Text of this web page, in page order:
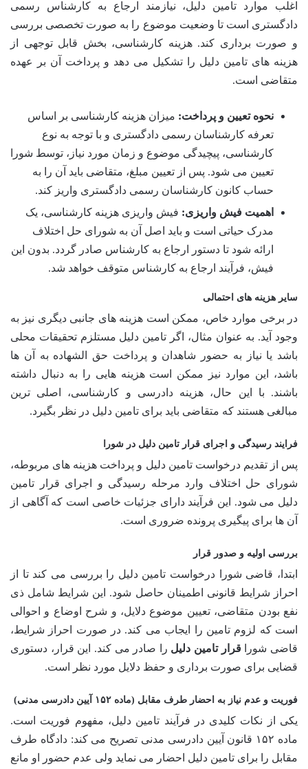
اغلب موارد تامین دلیل، نیازمند ارجاع به کارشناس رسمی
دادگستری است تا وضعیت موضوع را به صورت تخصصی بررسی
و صورت برداری کند. هزینه کارشناسی، بخش قابل توجهی از
هزینه های تامین دلیل را تشکیل می دهد و پرداخت آن بر عهده
متقاضی است.
نحوه تعیین و پرداخت: میزان هزینه کارشناسی بر اساس
تعرفه کارشناسان رسمی دادگستری و با توجه به نوع
کارشناسی، پیچیدگی موضوع و زمان مورد نیاز، توسط شورا
تعیین می شود. پس از تعیین مبلغ، متقاضی باید آن را به
حساب کانون کارشناسان رسمی دادگستری واریز کند.
اهمیت فیش واریزی: فیش واریزی هزینه کارشناسی، یک
مدرک حیاتی است و باید اصل آن به شورای حل اختلاف
ارائه شود تا دستور ارجاع به کارشناس صادر گردد. بدون این
فیش، فرآیند ارجاع به کارشناس متوقف خواهد شد.
سایر هزینه های احتمالی
در برخی موارد خاص، ممکن است هزینه های جانبی دیگری نیز به
وجود آید. به عنوان مثال، اگر تامین دلیل مستلزم تحقیقات محلی
باشد یا نیاز به حضور شاهدان و پرداخت حق الشهاده به آن ها
باشد، این موارد نیز ممکن است هزینه هایی را به دنبال داشته
باشند. با این حال، هزینه دادرسی و کارشناسی، اصلی ترین
مبالغی هستند که متقاضی باید برای تامین دلیل در نظر بگیرد.
فرایند رسیدگی و اجرای قرار تامین دلیل در شورا
پس از تقدیم درخواست تامین دلیل و پرداخت هزینه های مربوطه،
شورای حل اختلاف وارد مرحله رسیدگی و اجرای قرار تامین
دلیل می شود. این فرآیند دارای جزئیات خاصی است که آگاهی از
آن ها برای پیگیری پرونده ضروری است.
بررسی اولیه و صدور قرار
ابتدا، قاضی شورا درخواست تامین دلیل را بررسی می کند تا از
احراز شرایط قانونی اطمینان حاصل شود. این شرایط شامل ذی
نفع بودن متقاضی، تعیین موضوع دلایل، و شرح اوضاع و احوالی
است که لزوم تامین را ایجاب می کند. در صورت احراز شرایط،
قاضی شوراقرار تامین دلیل را صادر می کند. این قرار، دستوری
قضایی برای صورت برداری و حفظ دلایل مورد نظر است.
فوریت و عدم نیاز به احضار طرف مقابل (ماده ۱۵۲ آیین دادرسی مدنی)
یکی از نکات کلیدی در فرآیند تامین دلیل، مفهوم فوریت است.
ماده ۱۵۲ قانون آیین دادرسی مدنی تصریح می کند: دادگاه طرف
مقابل را برای تامین دلیل احضار می نماید ولی عدم حضور او مانع